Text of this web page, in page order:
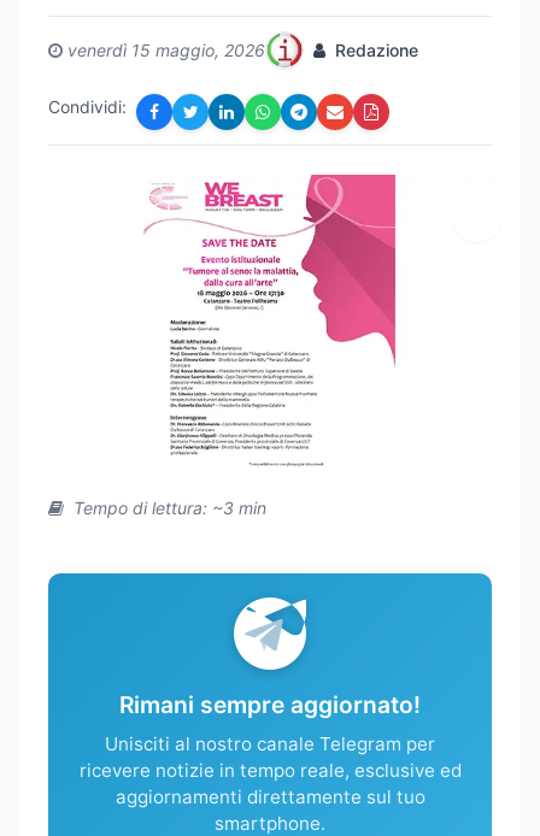
venerdì 15 maggio, 2026 Redazione
Condividi:
Tempo di lettura: ~3 min
Rimani sempre aggiornato!
Unisciti al nostro canale Telegram per
ricevere notizie in tempo reale, esclusive ed
aggiornamenti direttamente sul tuo
smartphone.